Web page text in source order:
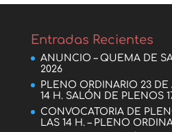
Entradas Recientes
ANUNCIO – QUEMA DE
2026
PLENO ORDINARIO 23 DE
14 H. SALÓN DE PLENOS
CONVOCATORIA DE
LAS 14 H. – PLENO